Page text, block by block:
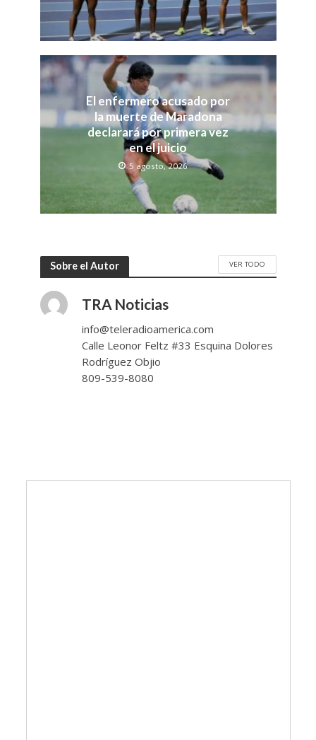
El enfermero acusado por
la muerte de Maradona
declarará por primera vez
en el juicio
5 agosto, 2026
Sobre el Autor VER TODO
TRA Noticias
info@teleradioamerica.com
Calle Leonor Feltz #33 Esquina Dolores
Rodríguez Objio
809-539-8080